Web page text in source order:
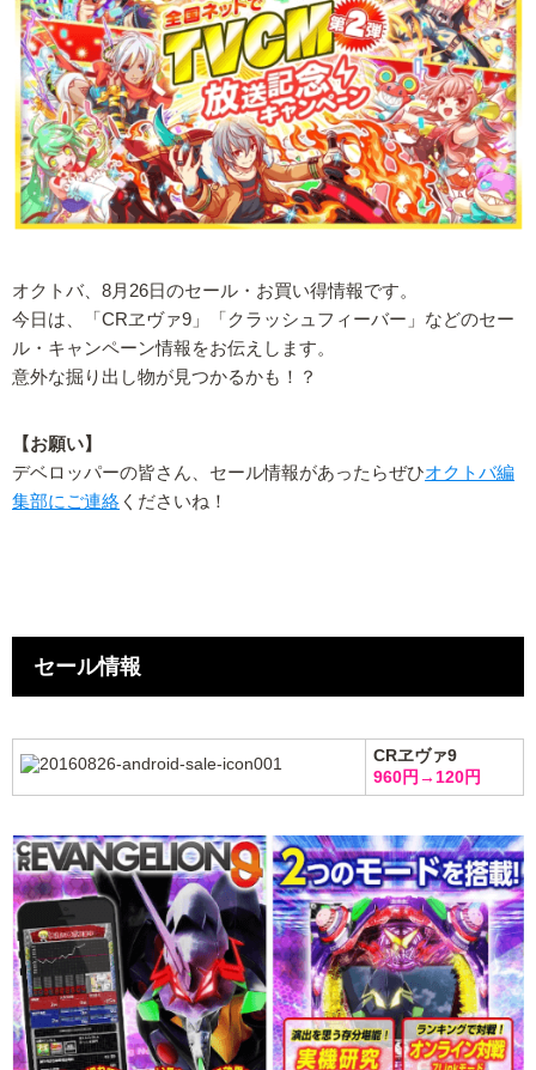
オクトバ、8月26日のセール・お買い得情報です。
今日は、「CRヱヴァ9」「クラッシュフィーバー」などのセー
ル・キャンペーン情報をお伝えします。
意外な掘り出し物が見つかるかも！？
【お願い】
デベロッパーの皆さん、セール情報があったらぜひオクトバ編
集部にご連絡 くださいね！
セール情報
CRヱヴァ9
960円→120円